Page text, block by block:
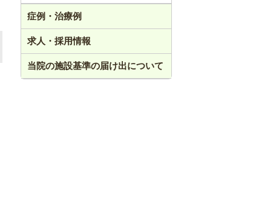
症例・治療例
求人・採用情報
当院の施設基準の届け出について